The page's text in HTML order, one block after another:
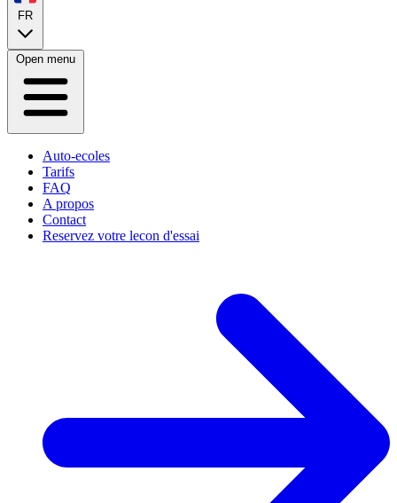
FR
Open menu
Auto-ecoles
Tarifs
FAQ
A propos
Contact
Reservez votre lecon d'essai